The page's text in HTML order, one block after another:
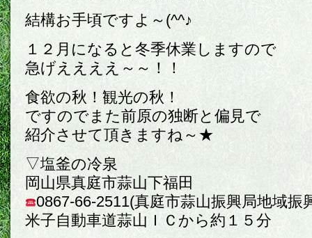
結構お手頃ですよ～(^^♪
１２月になると冬季休業しますので
急げええええ～～！！
食欲の秋！観光の秋！
ですのでまた前原の独断と偏見で
紹介させて頂きますね～★
▽塩釜の冷泉
岡山県真庭市蒜山下福田
0867-66-2511(真庭市蒜山振興局地域振
米子自動車道蒜山ＩＣから約１５分